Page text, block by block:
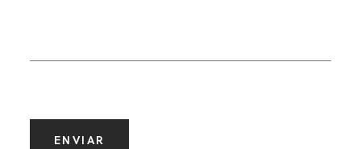
ENVIAR